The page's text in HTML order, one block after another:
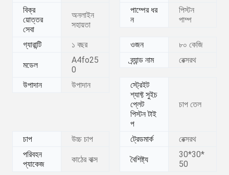
বিক্র
য়োত্তর
সেবা
অনলাইন
সহায়তা
পাম্পের ধর
ন
পিস্টন
পাম্প
গ্যারান্টি ১ বছর ওজন ৮০ কেজি
মডেল
A4fo25
0
ব্র্যান্ড নাম রেক্সরথ
উপাদান উপাদান
স্ট্রেইট
শ্যাফ্ট সুইচ
প্লেট
পিস্টন টাই
প
চাপ তেল
চাপ উচ্চ চাপ ট্রেডমার্ক
রেক্সরথ
পরিবহন
প্যাকেজ
কাঠের বাক্স বৈশিষ্ট্য
30*30*
50